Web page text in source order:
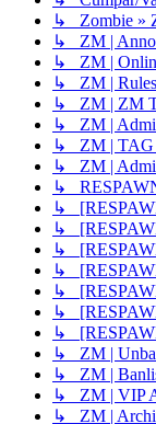
↳ Zombie »
↳ ZM |
↳ ZM |
↳ ZM | Rules
↳ ZM | ZM
↳ ZM |
↳ ZM | TAG
↳ ZM |
↳
↳
↳
↳
↳
↳
↳
↳
↳ ZM |
↳ ZM |
↳ ZM | VIP
↳ ZM |